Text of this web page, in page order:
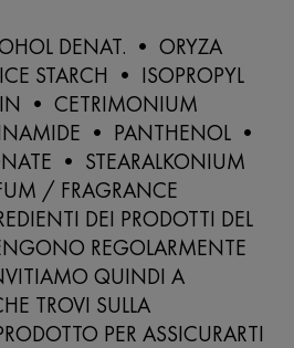
DENAT. • ORYZA
STARCH • ISOPROPYL
• CETRIMONIUM
• PANTHENOL •
• STEARALKONIUM
/ FRAGRANCE
DEI PRODOTTI DEL
REGOLARMENTE
QUINDI A
TROVI SULLA
PER ASSICURARTI